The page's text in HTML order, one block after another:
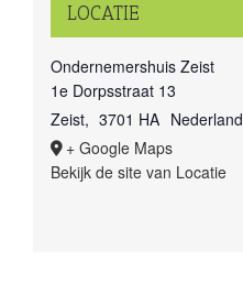
LOCATIE
Ondernemershuis Zeist
1e Dorpsstraat 13
Zeist, 3701 HA Nederland
+ Google Maps
Bekijk de site van Locatie